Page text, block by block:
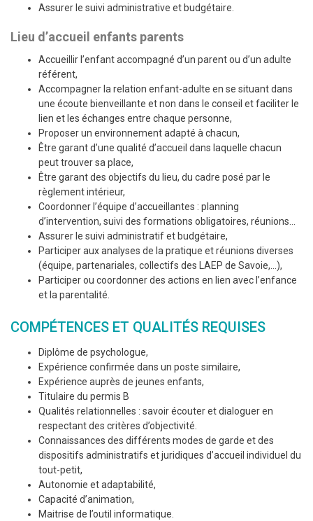
Assurer le suivi administrative et budgétaire.
Lieu d’accueil enfants parents
Accueillir l’enfant accompagné d’un parent ou d’un adulte
référent,
Accompagner la relation enfant-adulte en se situant dans
une écoute bienveillante et non dans le conseil et faciliter le
lien et les échanges entre chaque personne,
Proposer un environnement adapté à chacun,
Être garant d’une qualité d’accueil dans laquelle chacun
peut trouver sa place,
Être garant des objectifs du lieu, du cadre posé par le
règlement intérieur,
Coordonner l’équipe d’accueillantes : planning
d’intervention, suivi des formations obligatoires, réunions…
Assurer le suivi administratif et budgétaire,
Participer aux analyses de la pratique et réunions diverses
(équipe, partenariales, collectifs des LAEP de Savoie,…),
Participer ou coordonner des actions en lien avec l’enfance
et la parentalité.
COMPÉTENCES ET QUALITÉS REQUISES
Diplôme de psychologue,
Expérience confirmée dans un poste similaire,
Expérience auprès de jeunes enfants,
Titulaire du permis B
Qualités relationnelles : savoir écouter et dialoguer en
respectant des critères d’objectivité.
Connaissances des différents modes de garde et des
dispositifs administratifs et juridiques d’accueil individuel du
tout-petit,
Autonomie et adaptabilité,
Capacité d’animation,
Maitrise de l’outil informatique.